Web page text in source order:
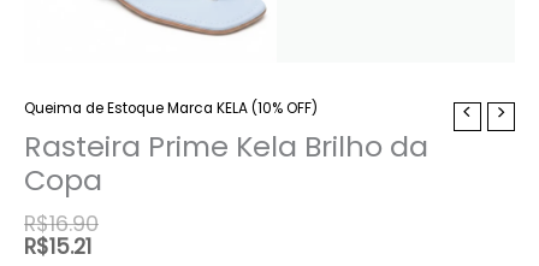
Queima de Estoque Marca KELA (10% OFF)
Rasteira Prime Kela Brilho da
Copa
R$16.90
R$15.21
Rasteira
Prime
Kela
Brilho
Copa
quantidade